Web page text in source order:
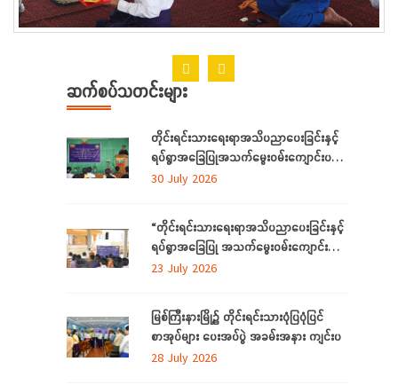
ဆက်စပ်သတင်းများ
တိုင်းရင်းသားရေးရာအသိပညာပေးခြင်းနှင့်
ရပ်ရွာအခြေပြုအသက်မွေးဝမ်းကျောင်းပညာ
လိုအပ်ချက်တို့ကို ဆန်းစစ်စီမံခြင်းအစီအစဉ်
30 July 2026
“တိုင်းရင်းသားရေးရာအသိပညာပေးခြင်းနှင့်
ရပ်ရွာအခြေပြု အသက်မွေးဝမ်းကျောင်း
ပညာ လိုအပ်ချက် ဆန်းစစ်စီမံခြင်း
23 July 2026
မြစ်ကြီးနားမြို့၌ တိုင်းရင်းသားပုံပြပုံပြင်
စာအုပ်များ ပေးအပ်ပွဲ အခမ်းအနား ကျင်းပ
28 July 2026